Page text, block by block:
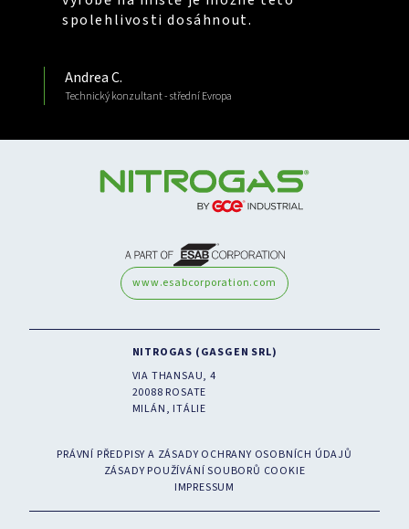
spolehlivosti dosáhnout.
Andrea C.
Technický konzultant - střední Evropa
NITROGAS (GASGEN SRL)
VIA THANSAU, 4
20088 ROSATE
MILÁN, ITÁLIE
PRÁVNÍ PŘEDPISY A ZÁSADY OCHRANY OSOBNÍCH ÚDAJŮ
ZÁSADY POUŽÍVÁNÍ SOUBORŮ COOKIE
IMPRESSUM
www.esabcorporation.com